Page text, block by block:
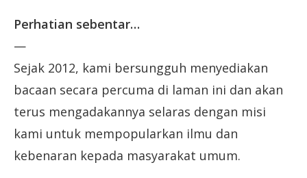
Perhatian sebentar…
—
Sejak 2012, kami bersungguh menyediakan
bacaan secara percuma di laman ini dan akan
terus mengadakannya selaras dengan misi
kami untuk mempopularkan ilmu dan
kebenaran kepada masyarakat umum.